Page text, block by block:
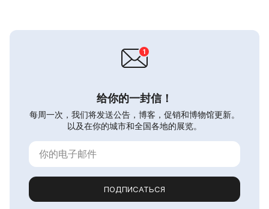
给你的一封信！
每周一次，我们将发送公告，博客，促销和博物馆更新。
以及在你的城市和全国各地的展览。
ПОДПИСАТЬСЯ